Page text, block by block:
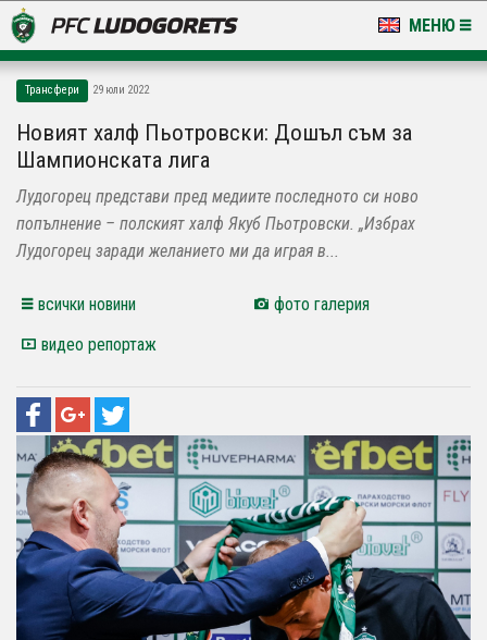
МЕНЮ
LUDOGORETS TV
НА ТЕРЕНА
СТАДИОН & БАЗИ
Трансфери 29 юли 2022
Новият халф Пьотровски: Дошъл съм за
Шампионската лига
Лудогорец представи пред медиите последното си ново
попълнение – полският халф Якуб Пьотровски. „Избрах
Лудогорец заради желанието ми да играя в...
всички новини
фото галерия
видео репортаж